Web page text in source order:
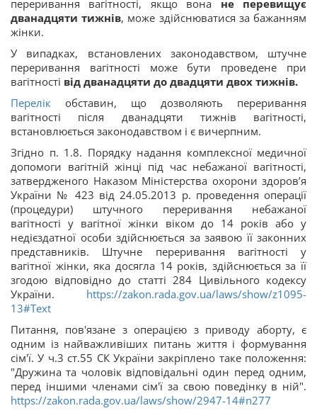
переривання вагітності, якщо вона не перевищує
дванадцяти тижнів, може здійснюватися за бажанням
жінки.
У випадках, встановлених законодавством, штучне
переривання вагітності може бути проведене при
вагітності від дванадцяти до двадцяти двох тижнів.
Перелік обставин, що дозволяють переривання
вагітності після дванадцяти тижнів вагітності,
встановлюється законодавством і є вичерпним.
Згідно п. 1.8. Порядку надання комплексної медичної
допомоги вагітній жінці під час небажаної вагітності,
затвердженого Наказом Міністерства охорони здоров’я
України № 423 від 24.05.2013 р. проведення операції
(процедури) штучного переривання небажаної
вагітності у вагітної жінки віком до 14 років або у
недієздатної особи здійснюється за заявою її законних
представників. Штучне переривання вагітності у
вагітної жінки, яка досягла 14 років, здійснюється за її
згодою відповідно до статті 284 Цивільного кодексу
України. https://zakon.rada.gov.ua/laws/show/z1095-
13#Text
Питання, пов'язане з операцією з приводу аборту, є
одним із найважливіших питань життя і формування
сім'ї. У ч.3 ст.55 СК України закріплено таке положення:
"Дружина та чоловік відповідальні один перед одним,
перед іншими членами сім'ї за свою поведінку в ній".
https://zakon.rada.gov.ua/laws/show/2947-14#n277